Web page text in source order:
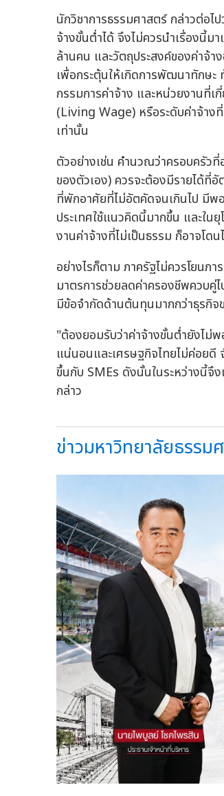
นักวิชาการธรรมศาสตร์ กล่าวต่อ
จ้างขั้นต่ำได้ จึงไม่ควรนำเรื่องนี้ม
ล้านคน และวัตถุประสงค์ของค่าจ้
เพื่อกระตุ้นให้เกิดการพัฒนาทักษะ
กรรมการค่าจ้าง และหน่วยงานที่เ
(Living Wage) หรือระดับค่าจ้าง
เท่านั้น
ตัวอย่างเช่น คำนวณว่าครอบครัว
ของตัวเอง) ควรจะต้องมีรายได้ที่
ที่พักอาศัยที่ไม่อัตคัดจนเกินไป มีพ
ประเทศใช้แนวคิดนี้มากขึ้น และใน
งานค่าจ้างที่ไม่เป็นธรรม ก็อาจโด
อย่างไรก็ตาม ภาครัฐไม่ควรโยนภ
มาตรการช่วยลดค่าครองชีพควบคู่
มีข้อจำกัดด้านต้นทุนมากกว่าธุรกิจ
"ต้องยอมรับว่าค่าจ้างขั้นต่ำยังไม่
แน่นอนและเศรษฐกิจไทยไม่ค่อยดี
ขึ้นกับ SMEs ดังนั้นในระหว่างนี้จึ
กล่าว
ข่าวมหาวิทยาลัยธรร